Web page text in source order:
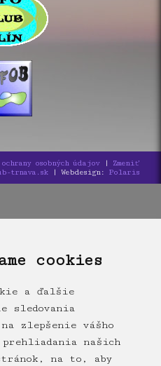
cookies
a ďalšie
sledovania
na zlepšenie vášho
našich
na to, aby
ochrany osobných údajov|
Zmeniť
trnava.sk| Webdesign: Polaris